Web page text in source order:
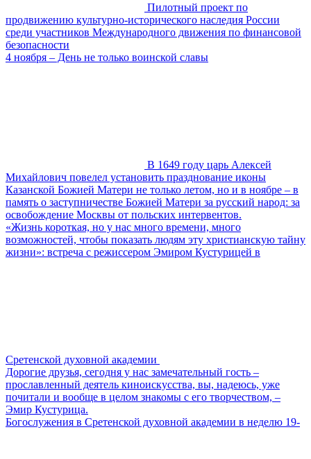
Пилотный проект по
продвижению культурно-исторического наследия России
среди участников Международного движения по финансовой
безопасности
4 ноября – День не только воинской славы
В 1649 году царь Алексей
Михайлович повелел установить празднование иконы
Казанской Божией Матери не только летом, но и в ноябре – в
память о заступничестве Божией Матери за русский народ: за
освобождение Москвы от польских интервентов.
«Жизнь короткая, но у нас много времени, много
возможностей, чтобы показать людям эту христианскую тайну
жизни»: встреча с режиссером Эмиром Кустурицей в
Сретенской духовной академии
Дорогие друзья, сегодня у нас замечательный гость –
прославленный деятель киноискусства, вы, надеюсь, уже
почитали и вообще в целом знакомы с его творчеством, –
Эмир Кустурица.
Богослужения в Сретенской духовной академии в неделю 19-